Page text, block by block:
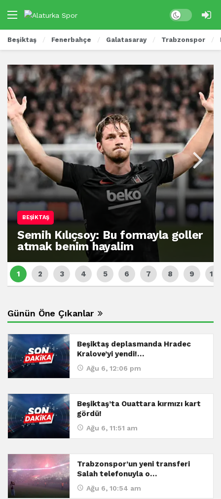
Beşiktaş Fenerbahçe Galatasaray Trabzonspor
BEŞIKTAŞ
Semih Kılıçsoy: Bu formayla goller
atmak benim hayalim
Günün Öne Çıkanlar
Beşiktaş deplasmanda Hradec
Kralove’yi yendi!…
Ağu 6, 12:06 pm
Beşiktaş’ta Ouattara kırmızı kart
gördü!
Ağu 6, 11:51 am
Trabzonspor’un yeni transferi
Salah telefonuyla o…
Ağu 6, 10:54 am